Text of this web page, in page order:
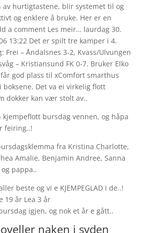
hurtigtastene, blir systemet til og
og enklere å bruke. Her er en
a comment Les meir… laurdag 30.
13:22 Det er spilt tre kamper i 4.
Frei – Åndalsnes 3-2, Kvass/Ulvungen
– Kristiansund FK 0-7. Bruker Elko
får god plass til xComfort smarthus
boksene. Det va ei virkelig flott
dokker kan vær stolt av..
kjempeflott bursdag vennen, og håpa
feiring..!
fra Kristina Charlotte,
Amalie, Benjamin Andree, Sanna
pappa..
beste og vi e KJEMPEGLAD i de..!
19 år Lea 3 år
igjen, og nok et år e gått..
naken i syden